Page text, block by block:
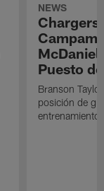
NEWS
Chargers
Puesto
Branson
posición de
entrenamiento